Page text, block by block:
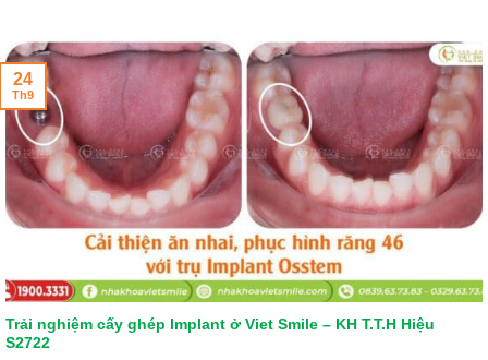
Trải nghiệm cấy ghép Implant ở Viet Smile – KH T.T.H Hiệu
S2722
24
Th9